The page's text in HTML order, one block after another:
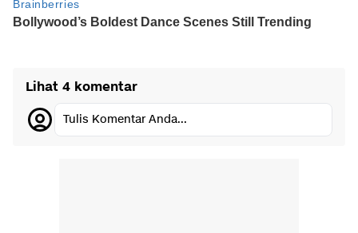
Lihat 4 komentar
Tulis Komentar Anda...